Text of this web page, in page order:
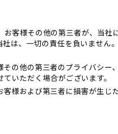
お客様その他の第三者が、当
は、一切の責任を負いません
その他の第三者のプライバシ
いただく場合がございます。
客様および第三者に損害が生